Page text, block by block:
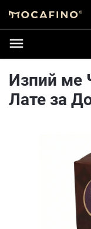
Изпий ме
Лате за